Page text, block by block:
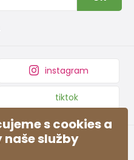
instagram
tiktok
s cookies a
služby